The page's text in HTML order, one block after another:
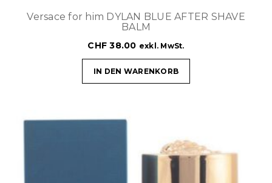
Versace for him DYLAN BLUE AFTER SHAVE
BALM
CHF 38.00 exkl. MwSt.
IN DEN WARENKORB